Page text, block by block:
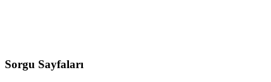
Sorgu Sayfaları